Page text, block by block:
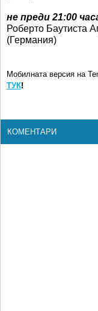
не преди 21:00
Роберто Баутиста
(Германия)
Мобилната версия на
ТУК!
КОМЕНТАРИ